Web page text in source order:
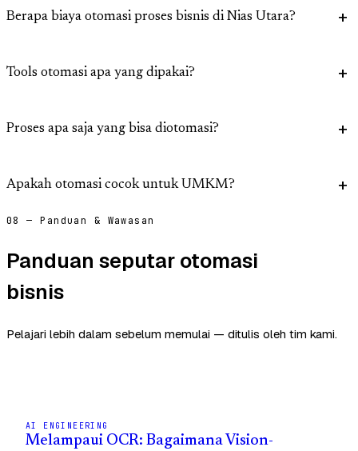
Berapa biaya otomasi proses bisnis di Nias Utara?
Tools otomasi apa yang dipakai?
Proses apa saja yang bisa diotomasi?
Apakah otomasi cocok untuk UMKM?
08 — Panduan & Wawasan
Panduan seputar otomasi
bisnis
Pelajari lebih dalam sebelum memulai — ditulis oleh tim kami.
AI ENGINEERING
Melampaui OCR: Bagaimana Vision-